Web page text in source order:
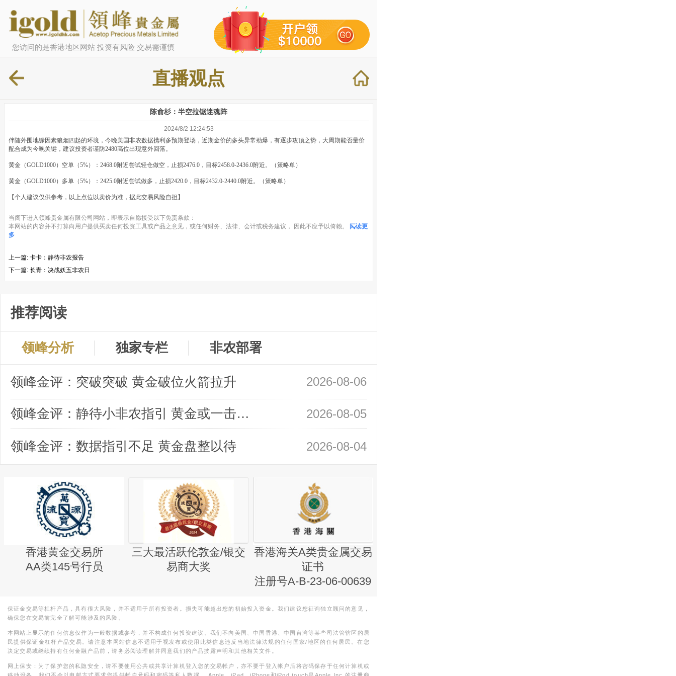
您访问的是香港地区网站 投资有风险 交易需谨慎
直播观点
陈俞杉：半空拉锯迷魂阵
2024/8/2 12:24:53
伴随外围地缘因素狼烟四起的环境，今晚美国非农数据携利多预期登场，近期金价的多头异常劲爆，有逐步攻顶之势，大周期能否量价
配合成为今晚关键，建议投资者谨防2480高位出现意外回落。
黄金（GOLD1000）空单（5%）：2468.0附近尝试轻仓做空，止损2476.0，目标2458.0-2436.0附近。（策略单）
黄金（GOLD1000）多单（5%）：2425.0附近尝试做多，止损2420.0，目标2432.0-2440.0附近。（策略单）
【个人建议仅供参考，以上点位以卖价为准，据此交易风险自担】
当阁下进入领峰贵金属有限公司网站，即表示自愿接受以下免责条款：
本网站的内容并不打算向用户提供买卖任何投资工具或产品之意见，或任何财务、法律、会计或税务建议， 因此不应予以倚赖。
阅读更
多
上一篇: 卡卡：静待非农报告
下一篇: 长青：决战妖五非农日
推荐阅读
领峰分析 独家专栏 非农部署
领峰金评：突破突破 黄金破位火箭拉升 2026-08-06
领峰金评：静待小非农指引 黄金或一击破局 2026-08-05
领峰金评：数据指引不足 黄金盘整以待 2026-08-04
香港黄金交易所
AA类145号行员
三大最活跃伦敦金/银交
易商大奖
香港海关A类贵金属交易
证书
注册号A-B-23-06-00639
保证金交易等杠杆产品，具有很大风险，并不适用于所有投资者。损失可能超出您的初始投入资金。我们建议您征询独立顾问的意见，
确保您在交易前完全了解可能涉及的风险。
本网站上显示的任何信息仅作为一般数据或参考，并不构成任何投资建议。我们不向美国、中国香港、中国台湾等某些司法管辖区的居
民提供保证金杠杆产品交易。请注意本网站信息不适用于视发布或使用此类信息违反当地法律法规的任何国家/地区的任何居民。在您
决定交易或继续持有任何金融产品前，请务必阅读理解并同意我们的产品披露声明和其他相关文件。
网上保安：为了保护您的私隐安全，请不要使用公共或共享计算机登入您的交易帐户，亦不要于登入帐户后将密码保存于任何计算机或